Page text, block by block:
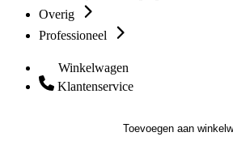
Overig
Professioneel
Winkelwagen
Klantenservice
Toevoegen aan